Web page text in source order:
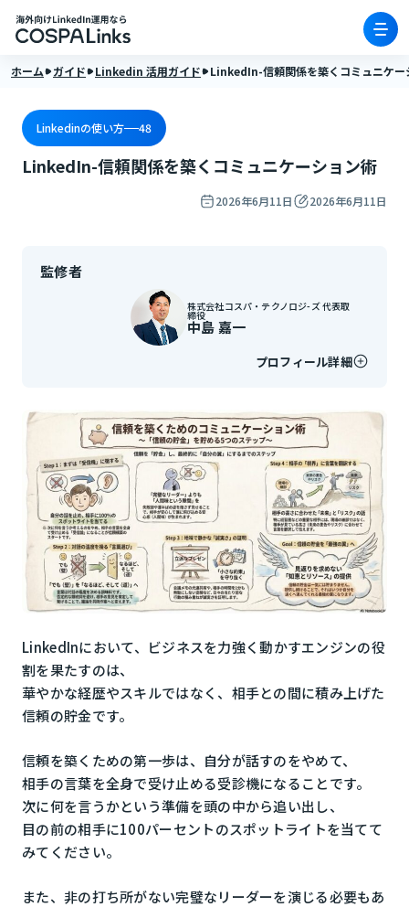
ホーム ガイド Linkedin 活用ガイド LinkedIn-信頼関係を築くコミュニケー
Linkedinの使い方 48
LinkedIn-信頼関係を築くコミュニケーション術
2026年6月11日 2026年6月11日
監修者
株式会社コスパ・テクノロジ-ズ 代表取
締役
中島 嘉一
プロフィール詳細
LinkedInにおいて、ビジネスを力強く動かすエンジンの役
割を果たすのは、
華やかな経歴やスキルではなく、相手との間に積み上げた
信頼の貯金です。
信頼を築くための第一歩は、自分が話すのをやめて、
相手の言葉を全身で受け止める受診機になることです。
次に何を言うかという準備を頭の中から追い出し、
目の前の相手に100パーセントのスポットライトを当てて
みてください。
また、非の打ち所がない完璧なリーダーを演じる必要もあ